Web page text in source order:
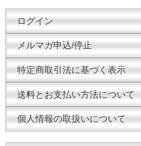
ログイン
メルマガ申込/停止
特定商取引法に基づく表示
送料とお支払い方法について
個人情報の取扱いについて